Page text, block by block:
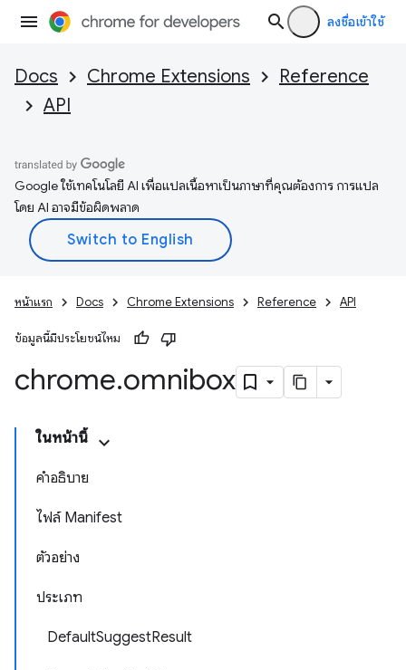
ลงชื่อเข้าใช้
Docs Chrome Extensions
Reference
API
Google ใช้เทคโนโลยี AI เพื่อแปลเนื้อหาเป็นภาษาที่คุณต้องการ การแปล
โดย AI อาจมีข้อผิดพลาด
หน้าแรก Docs Chrome Extensions Reference API
ข้อมูลนี้มีประโยชน์ไหม
chrome.omnibox
ในหน้านี้
คำอธิบาย
ไฟล์ Manifest
ตัวอย่าง
ประเภท
DefaultSuggestResult